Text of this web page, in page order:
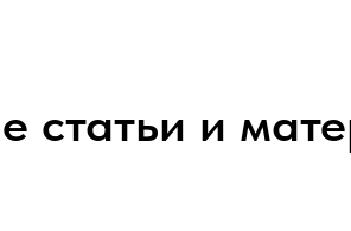
статьи и